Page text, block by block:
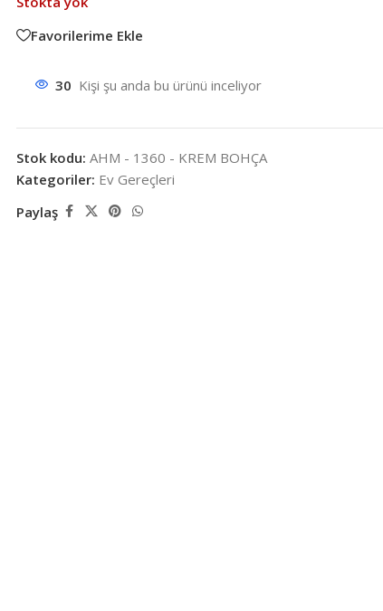
Favorilerime Ekle
30 Kişi şu anda bu ürünü inceliyor
Stok kodu: AHM - 1360 - KREM BOHÇA
Kategoriler: Ev Gereçleri
Paylaş